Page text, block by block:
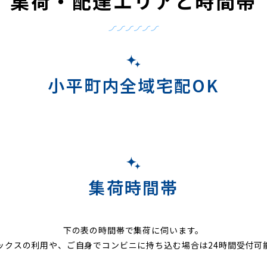
小平町内全域宅配OK
集荷時間帯
下の表の時間帯で集荷に伺います。
クスの利用や、ご自身でコンビニに持ち込む場合は24時間受付可